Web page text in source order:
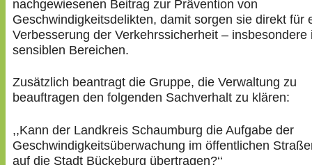
nachgewiesenen Beitrag zur Prävention von
Geschwindigkeitsdelikten, damit sorgen sie direkt für
Verbesserung der Verkehrssicherheit – insbesondere
sensiblen Bereichen.
Zusätzlich beantragt die Gruppe, die Verwaltung zu
beauftragen den folgenden Sachverhalt zu klären:
,,Kann der Landkreis Schaumburg die Aufgabe der
Geschwindigkeitsüberwachung im öffentlichen
auf die Stadt Bückeburg übertragen?‘‘